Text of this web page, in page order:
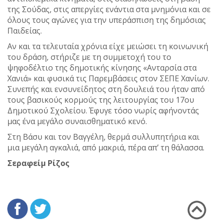
της Σούδας, στις απεργίες ενάντια στα μνημόνια και σε
όλους τους αγώνες για την υπεράσπιση της δημόσιας
Παιδείας.
Αν και τα τελευταία χρόνια είχε μειώσει τη κοινωνική
του δράση, στήριζε με τη συμμετοχή του το
ψηφοδέλτιο της δημοτικής κίνησης «Ανταρσία στα
Χανιά» και φυσικά τις Παρεμβάσεις στον ΣΕΠΕ Χανίων.
Συνεπής και ενσυνείδητος στη δουλειά του ήταν από
τους βασικούς κορμούς της λειτουργίας του 17ου
Δημοτικού Σχολείου. Έφυγε τόσο νωρίς αφήνοντάς
μας ένα μεγάλο συναισθηματικό κενό.
Στη Βάσυ και τον Βαγγέλη, θερμά συλλυπητήρια και
μια μεγάλη αγκαλιά, από μακριά, πέρα απ’ τη θάλασσα.
Σεραφείμ Ρίζος